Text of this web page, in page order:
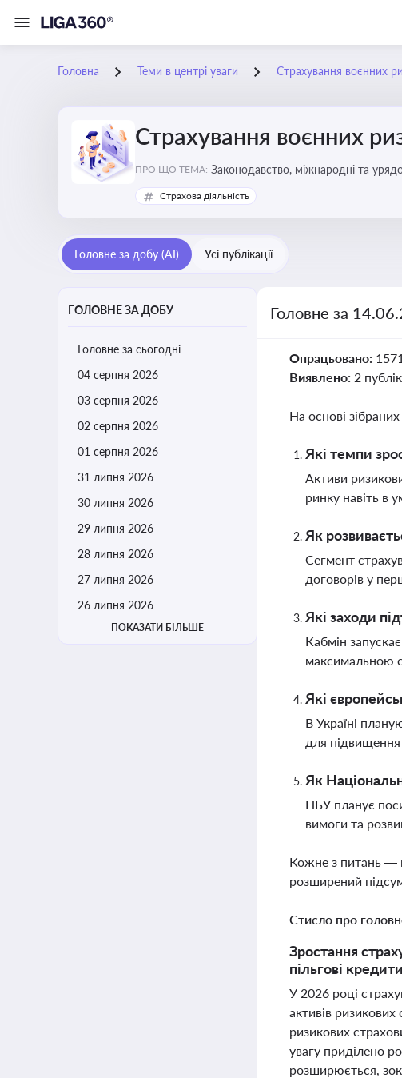
Головна Теми в центрі уваги Страхування воєнних
Страхування воєнних
ПРО ЩО ТЕМА: Законодавство, міжнародні та
Страхова діяльність
Головне за добу (AI) Усі публікації
ГОЛОВНЕ ЗА ДОБУ
Головне за сьогодні
04 серпня 2026
03 серпня 2026
02 серпня 2026
01 серпня 2026
31 липня 2026
30 липня 2026
29 липня 2026
28 липня 2026
27 липня 2026
26 липня 2026
ПОКАЗАТИ БІЛЬШЕ
Головне за
Опрацьовано:
Виявлено: 2
На основі
Які темпи
Активи
ринку навіть в
Як
Сегмент
договорів у
Які заходи
Кабмін
максимальною
Які
В Україні
для підвищення
Як
НБУ планує
вимоги та
Кожне з питань —
розширений
Стисло про
Зростання
пільгові
У 2026 році
активів
ризикових
увагу приділено
розширюється,